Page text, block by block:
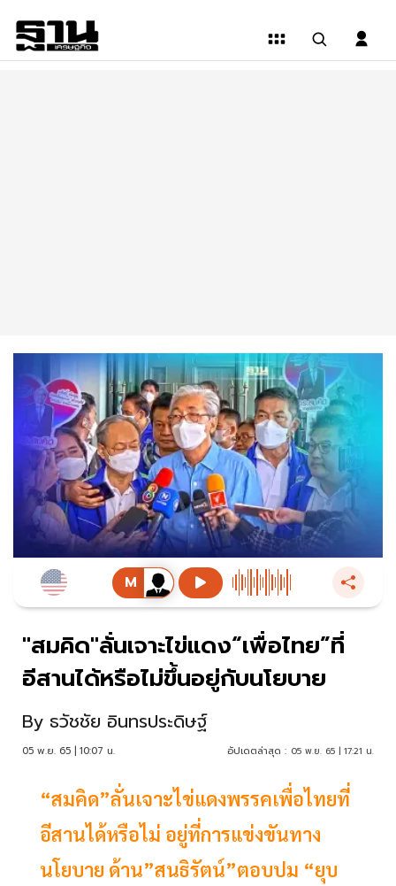
"สมคิด"ลั่นเจาะไข่แดง“เพื่อไทย”ที่
อีสานได้หรือไม่ขึ้นอยู่กับนโยบาย
By ธวัชชัย อินทรประดิษฐ์
05 พ.ย. 65 | 10:07 น. อัปเดตล่าสุด : 05 พ.ย. 65 | 17:21 น.
“สมคิด”ลั่นเจาะไข่แดงพรรคเพื่อไทยที่
อีสานได้หรือไม่ อยู่ที่การแข่งขันทาง
นโยบาย ด้าน”สนธิรัตน์”ตอบปม “ยุบ